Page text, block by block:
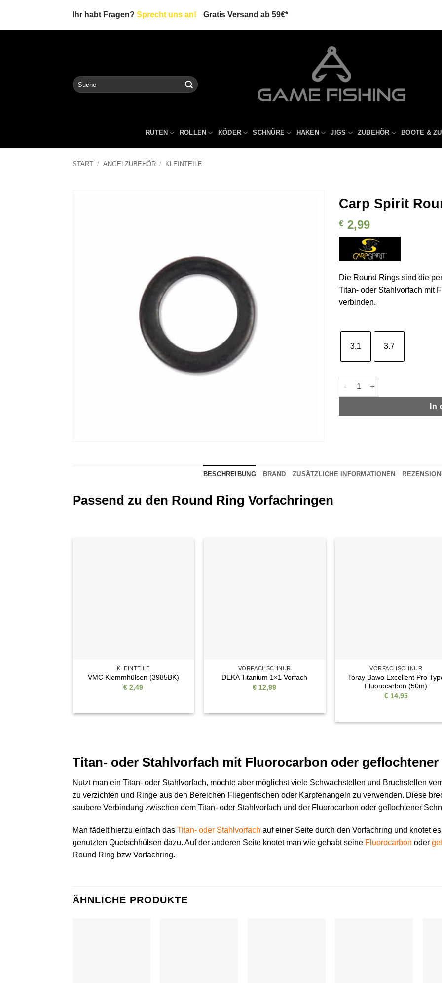
springen
Ihr habt Fragen? Sprecht uns an! Gratis Versand ab 59€*
Suche
nach:
RUTEN ROLLEN KÖDER SCHNÜRE HAKEN JIGS ZUBEHÖR BOOTE &
START / ANGELZUBEHÖR / KLEINTEILE
Carp Spirit
€ 2,99
Die Round Rings sind die
Titan- oder Stahlvorfach mit
verbinden.
3.1 3.7
Carp Spirit Round Ring |
In
BESCHREIBUNG BRAND ZUSÄTZLICHE INFORMATIONEN
Passend zu den Round Ring Vorfachringen
KLEINTEILE
VMC Klemmhülsen (3985BK)
€ 2,49
VORFACHSCHNUR
DEKA Titanium 1×1 Vorfach
€ 12,99
VORFACHSCHNUR
Toray Bawo Excellent Pro
Fluorocarbon (50m)
€14,95
Titan- oder Stahlvorfach mit Fluorocarbon oder
Nutzt man ein Titan- oder Stahlvorfach, möchte aber möglichst viele Schwachstellen und Bruchstellen
zu verzichten und Ringe aus den Bereichen Fliegenfischen oder Karpfenangeln zu verwenden. Diese
saubere Verbindung zwischen dem Titan- oder Stahlvorfach und der Fluorocarbon oder geflochtener
Man fädelt hierzu einfach das Titan- oder Stahlvorfach auf einer Seite durch den Vorfachring und knotet
genutzten Quetschhülsen dazu. Auf der anderen Seite knotet man wie gehabt seine Fluorocarbon oder
Round Ring bzw Vorfachring.
ÄHNLICHE PRODUKTE